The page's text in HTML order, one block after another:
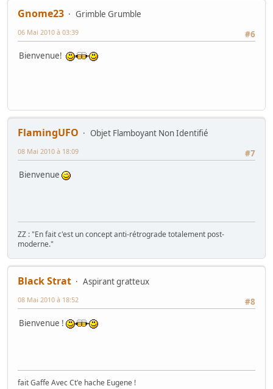
Gnome23
Grimble Grumble
#6
06 Mai 2010 à 03:39
Bienvenue!
FlamingUFO
Objet Flamboyant Non Identifié
#7
08 Mai 2010 à 18:09
Bienvenue
ZZ : "En fait c'est un concept anti-rétrograde totalement post-
moderne."
Black Strat
Aspirant gratteux
#8
08 Mai 2010 à 18:52
Bienvenue !
fait Gaffe Avec Ct'e hache Eugene !